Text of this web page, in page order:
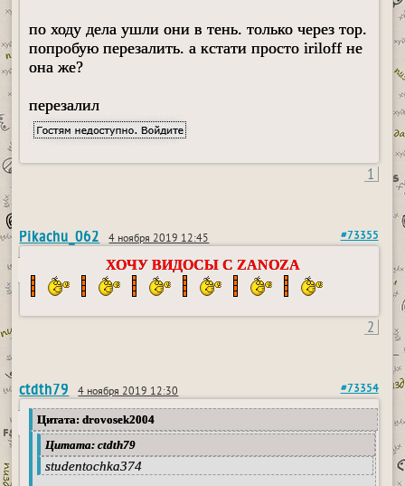
по ходу дела ушли они в тень. только через тор.
попробую перезалить. а кстати просто iriloff не
она же?
перезалил
1
Pikachu_062 4 ноября 2019 12:45 #73355
ХОЧУ ВИДОСЫ С ZANOZA
2
ctdth79 4 ноября 2019 12:30 #73354
Цитата: drovosek2004
Цитата: ctdth79
studentochka374